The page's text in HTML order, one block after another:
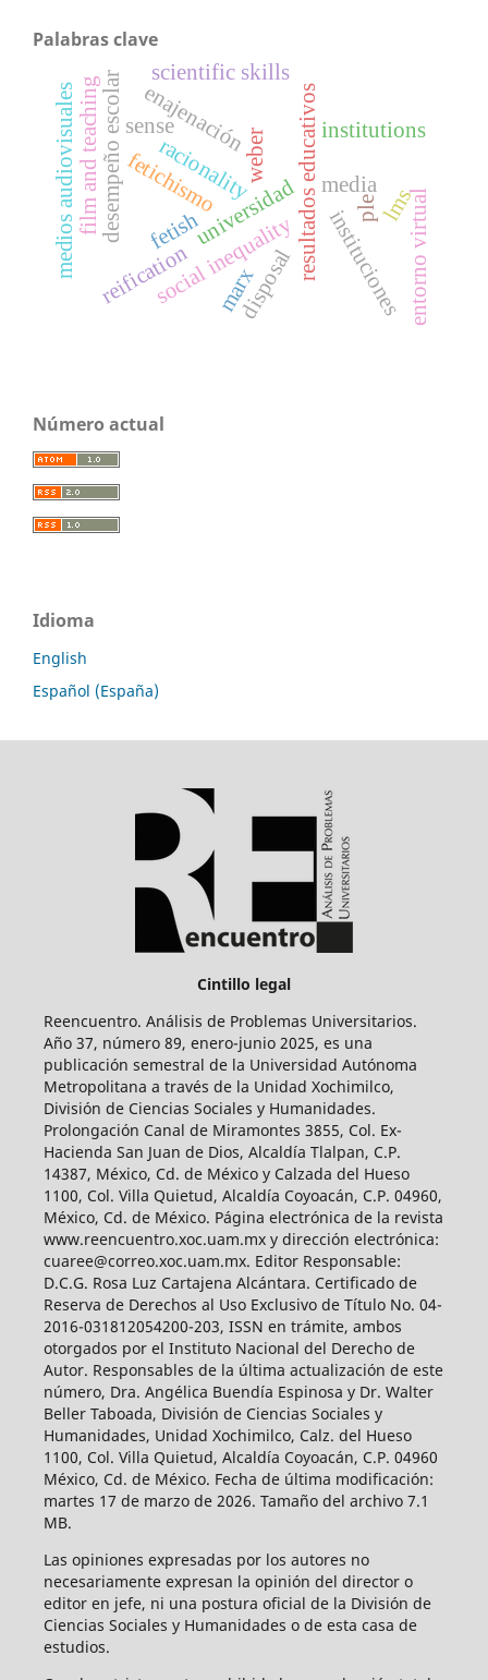
Palabras clave
universidad
fetichismo resultados educativos
desempeño escolar
social inequality
racionalityweber institutions
instituciones
fetish
disposal
reification
enajenación
marx
media
film and teaching
medios audiovisuales
scientific skills
ple lmsentorno virtual
sense
Número actual
Idioma
English
Español (España)
Cintillo legal
Reencuentro. Análisis de Problemas Universitarios.
Año 37, número 89, enero-junio 2025, es una
publicación semestral de la Universidad Autónoma
Metropolitana a través de la Unidad Xochimilco,
División de Ciencias Sociales y Humanidades.
Prolongación Canal de Miramontes 3855, Col. Ex-
Hacienda San Juan de Dios, Alcaldía Tlalpan, C.P.
14387, México, Cd. de México y Calzada del Hueso
1100, Col. Villa Quietud, Alcaldía Coyoacán, C.P. 04960,
México, Cd. de México. Página electrónica de la revista
www.reencuentro.xoc.uam.mx y dirección electrónica:
cuaree@correo.xoc.uam.mx. Editor Responsable:
D.C.G. Rosa Luz Cartajena Alcántara. Certificado de
Reserva de Derechos al Uso Exclusivo de Título No. 04-
2016-031812054200-203, ISSN en trámite, ambos
otorgados por el Instituto Nacional del Derecho de
Autor. Responsables de la última actualización de este
número, Dra. Angélica Buendía Espinosa y Dr. Walter
Beller Taboada, División de Ciencias Sociales y
Humanidades, Unidad Xochimilco, Calz. del Hueso
1100, Col. Villa Quietud, Alcaldía Coyoacán, C.P. 04960
México, Cd. de México. Fecha de última modificación:
martes 17 de marzo de 2026. Tamaño del archivo 7.1
MB.
Las opiniones expresadas por los autores no
necesariamente expresan la opinión del director o
editor en jefe, ni una postura oficial de la División de
Ciencias Sociales y Humanidades o de esta casa de
estudios.